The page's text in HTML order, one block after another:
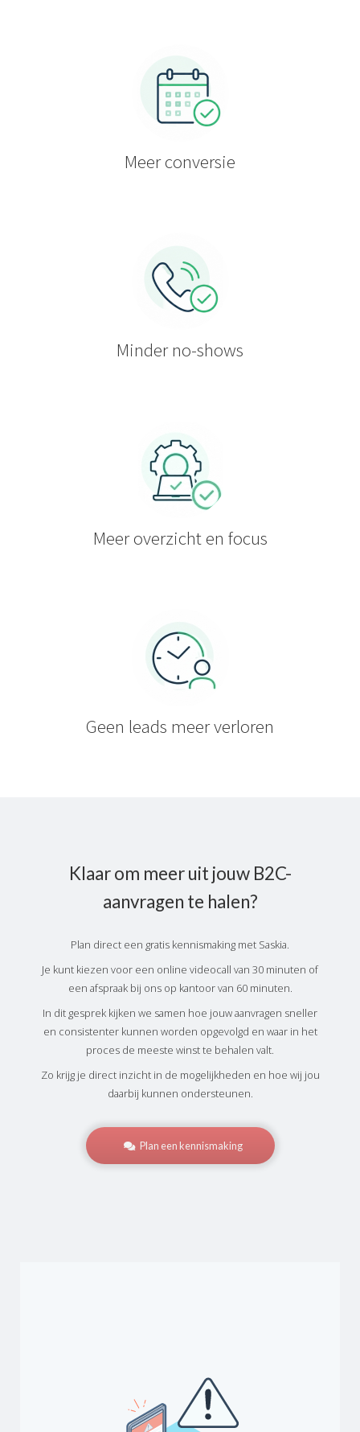
Meer conversie
Minder no-shows
Meer overzicht en focus
Geen leads meer verloren
Klaar om meer uit jouw B2C-
aanvragen te halen?
Plan direct een gratis kennismaking met Saskia.
Je kunt kiezen voor een online videocall van 30 minuten of
een afspraak bij ons op kantoor van 60 minuten.
In dit gesprek kijken we samen hoe jouw aanvragen sneller
en consistenter kunnen worden opgevolgd en waar in het
proces de meeste winst te behalen valt.
Zo krijg je direct inzicht in de mogelijkheden en hoe wij jou
daarbij kunnen ondersteunen.
Plan een kennismaking